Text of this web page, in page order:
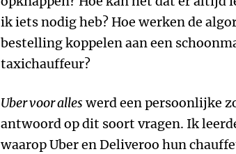
ik iets nodig heb? Hoe werken de
bestelling koppelen aan een
taxichauffeur?
Uber voor alles werd een persoonlijke
antwoord op dit soort vragen. Ik
waarop Uber en Deliveroo hun